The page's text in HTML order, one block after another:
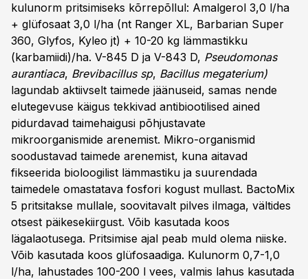
kulunorm pritsimiseks kõrrepõllul: Amalgerol 3,0 l/ha
+ glüfosaat 3,0 l/ha (nt Ranger XL, Barbarian Super
360, Glyfos, Kyleo jt) + 10-20 kg lämmastikku
(karbamiidi)/ha. V-845 D ja V-843 D, Pseudomonas
aurantiaca, Brevibacillus sp, Bacillus megaterium)
lagundab aktiivselt taimede jäänuseid, samas nende
elutegevuse käigus tekkivad antibiootilised ained
pidurdavad taimehaigusi põhjustavate
mikroorganismide arenemist. Mikro-organismid
soodustavad taimede arenemist, kuna aitavad
fikseerida bioloogilist lämmastiku ja suurendada
taimedele omastatava fosfori kogust mullast. BactoMix
5 pritsitakse mullale, soovitavalt pilves ilmaga, vältides
otsest päikesekiirgust. Võib kasutada koos
lägalaotusega. Pritsimise ajal peab muld olema niiske.
Võib kasutada koos glüfosaadiga. Kulunorm 0,7-1,0
l/ha, lahustades 100-200 l vees, valmis lahus kasutada